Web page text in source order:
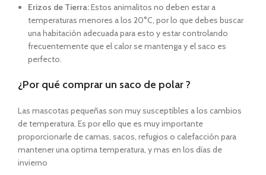
Erizos de Tierra:Estos animalitos no deben estar a
temperaturas menores a los 20°C, por lo que debes buscar
una habitación adecuada para esto y estar controlando
frecuentemente que el calor se mantenga y el saco es
perfecto.
¿Por qué comprar un saco de polar ?
Las mascotas pequeñas son muy susceptibles a los cambios
de temperatura. Es por ello que es muy importante
proporcionarle de camas, sacos, refugios o calefacción para
mantener una optima temperatura, y mas en los días de
invierno